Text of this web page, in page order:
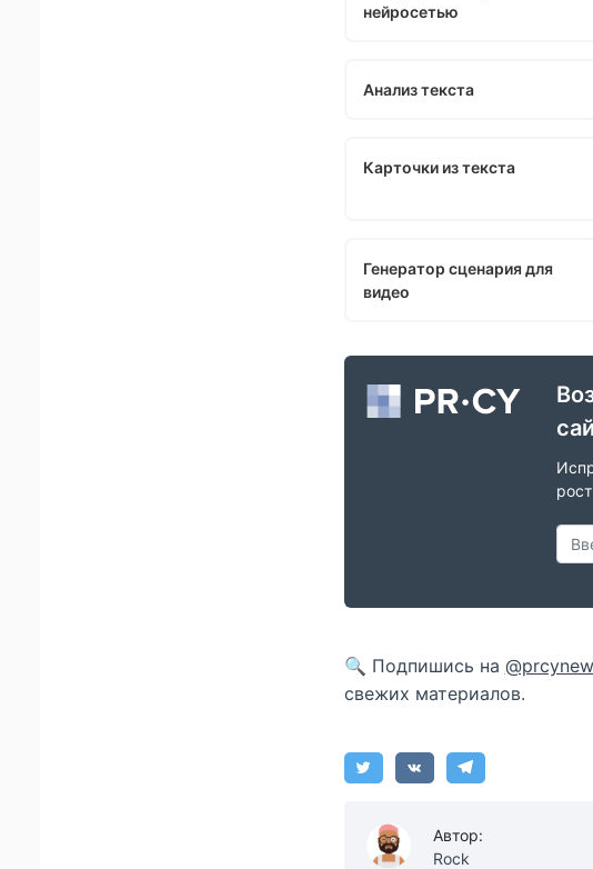
нейросетью
Анализ текста
Карточки из текста
Генератор сценария для
видео
🔍 Подпишись на
свежих материалов.
Автор:
Rock